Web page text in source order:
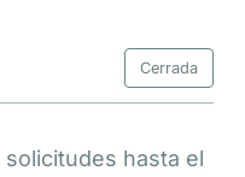
Cerrada
hasta el